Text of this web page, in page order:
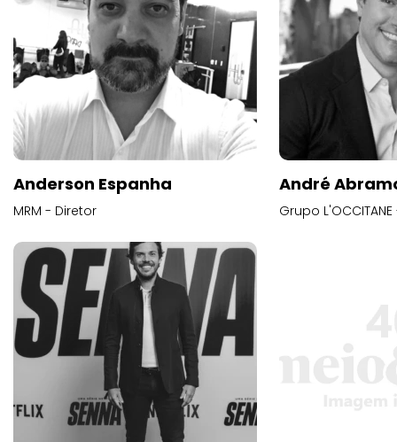
Anderson Espanha
MRM - Diretor
André
Grupo